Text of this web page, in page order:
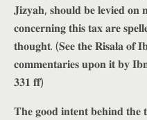
𝐉𝐢𝐳𝐲𝐚𝐡, 𝐬𝐡𝐨𝐮𝐥𝐝 𝐛𝐞 𝐥𝐞𝐯𝐢𝐞𝐝
𝐜𝐨𝐧𝐜𝐞𝐫𝐧𝐢𝐧𝐠 𝐭𝐡𝐢𝐬 𝐭𝐚𝐱 𝐚𝐫𝐞
𝐭𝐡𝐨𝐮𝐠𝐡𝐭. (𝐒𝐞𝐞 𝐭𝐡𝐞 𝐑𝐢𝐬𝐚𝐥𝐚 𝐨𝐟
𝐜𝐨𝐦𝐦𝐞𝐧𝐭𝐚𝐫𝐢𝐞𝐬 𝐮𝐩𝐨𝐧 𝐢𝐭 𝐛𝐲
𝟑𝟑𝟏 𝐟𝐟)
𝐓𝐡𝐞 𝐠𝐨𝐨𝐝 𝐢𝐧𝐭𝐞𝐧𝐭 𝐛𝐞𝐡𝐢𝐧𝐝 𝐭𝐡𝐞